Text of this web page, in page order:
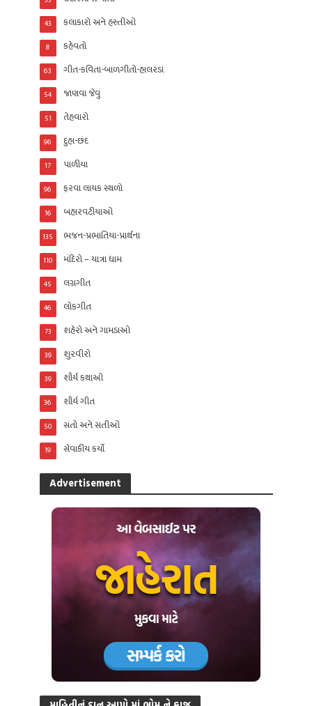
કલાકારો અને હસ્તીઓ
43
કહેવતો
8
ગીત-કવિતા-બાળગીતો-હાલરડાં
63
જાણવા જેવું
54
તેહવારો
51
દુહા-છંદ
96
પાળીયા
17
ફરવા લાયક સ્થળો
96
બહારવટીયાઓ
16
ભજન-પ્રભાતિયા-પ્રાર્થના
135
મંદિરો – યાત્રા ધામ
110
લગ્નગીત
45
લોકગીત
46
શહેરો અને ગામડાઓ
73
શુરવીરો
39
શૌર્ય કથાઓ
39
શૌર્ય ગીત
36
સંતો અને સતીઓ
50
સેવાકીય કર્યો
19
Advertisement